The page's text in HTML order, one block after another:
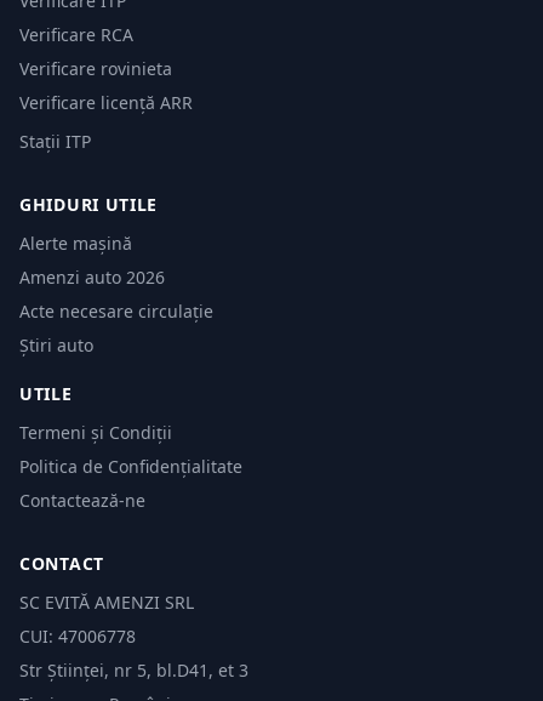
Verificare RCA
Verificare rovinieta
Verificare licență ARR
Stații ITP
GHIDURI UTILE
Alerte mașină
Amenzi auto 2026
Acte necesare circulație
Știri auto
UTILE
Termeni și Condiții
Politica de Confidențialitate
Contactează-ne
CONTACT
SC EVITĂ AMENZI SRL
CUI: 47006778
Str Științei, nr 5, bl.D41, et 3